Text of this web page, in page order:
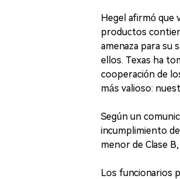
Hegel afirmó que
productos
amenaza para su
ellos. Texas ha
cooperación de
más valioso:
Según un
incumplimiento
menor de Clase
Los funcionarios